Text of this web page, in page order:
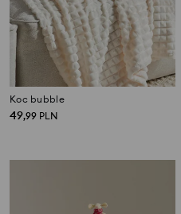
Koc bubble
49,99 PLN